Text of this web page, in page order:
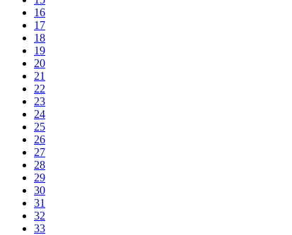
16
17
18
19
20
21
22
23
24
25
26
27
28
29
30
31
32
33